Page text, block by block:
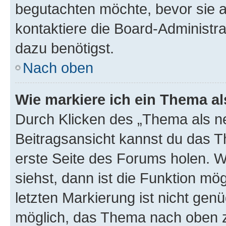
begutachten möchte, bevor sie
kontaktiere die Board-
dazu benötigst.
Nach oben
Wie markiere ich ein Thema
Durch Klicken des „Thema als
Beitragsansicht kannst du das
erste Seite des Forums holen.
siehst, dann ist die Funktion
letzten Markierung ist nicht
möglich, das Thema nach oben